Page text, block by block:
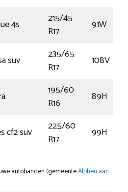
4s
215/45
R17
91W
suv
235/65
R17
108V
195/60
R16
89H
cf2 suv
225/60
R17
99H
autobanden (gemeenteAlphen aan